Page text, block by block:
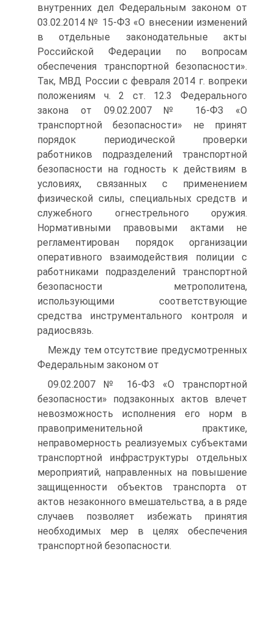
внутренних дел Федеральным законом от
03.02.2014 № 15-ФЗ «О внесении изменений
в отдельные законодательные акты
Российской Федерации по вопросам
обеспечения транспортной безопасности».
Так, МВД России с февраля 2014 г. вопреки
положениям ч. 2 ст. 12.3 Федерального
закона от 09.02.2007 № 16-ФЗ «О
транспортной безопасности» не принят
порядок периодической проверки
работников подразделений транспортной
безопасности на годность к действиям в
условиях, связанных с применением
физической силы, специальных средств и
служебного огнестрельного оружия.
Нормативными правовыми актами не
регламентирован порядок организации
оперативного взаимодействия полиции с
работниками подразделений транспортной
безопасности метрополитена,
использующими соответствующие
средства инструментального контроля и
радиосвязь.
Между тем отсутствие предусмотренных
Федеральным законом от
09.02.2007 № 16-ФЗ «О транспортной
безопасности» подзаконных актов влечет
невозможность исполнения его норм в
правоприменительной практике,
неправомерность реализуемых субъектами
транспортной инфраструктуры отдельных
мероприятий, направленных на повышение
защищенности объектов транспорта от
актов незаконного вмешательства, а в ряде
случаев позволяет избежать принятия
необходимых мер в целях обеспечения
транспортной безопасности.